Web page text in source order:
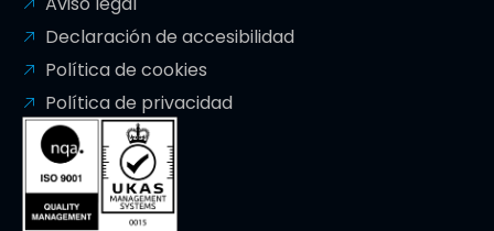
Declaración de accesibilidad
Política de cookies
Política de privacidad